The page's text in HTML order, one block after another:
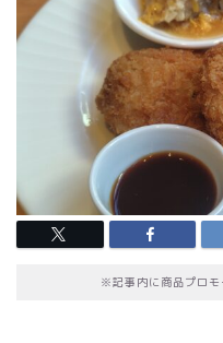
※記事内に商品プロモ